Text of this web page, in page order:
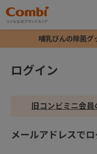
哺乳びんの除菌
ログイン
旧コンビミニ会
メールアドレスで